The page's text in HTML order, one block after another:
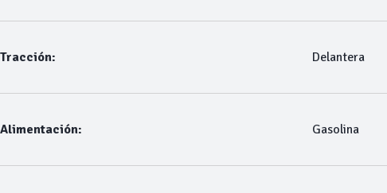
Tracción: Delantera
Alimentación: Gasolina